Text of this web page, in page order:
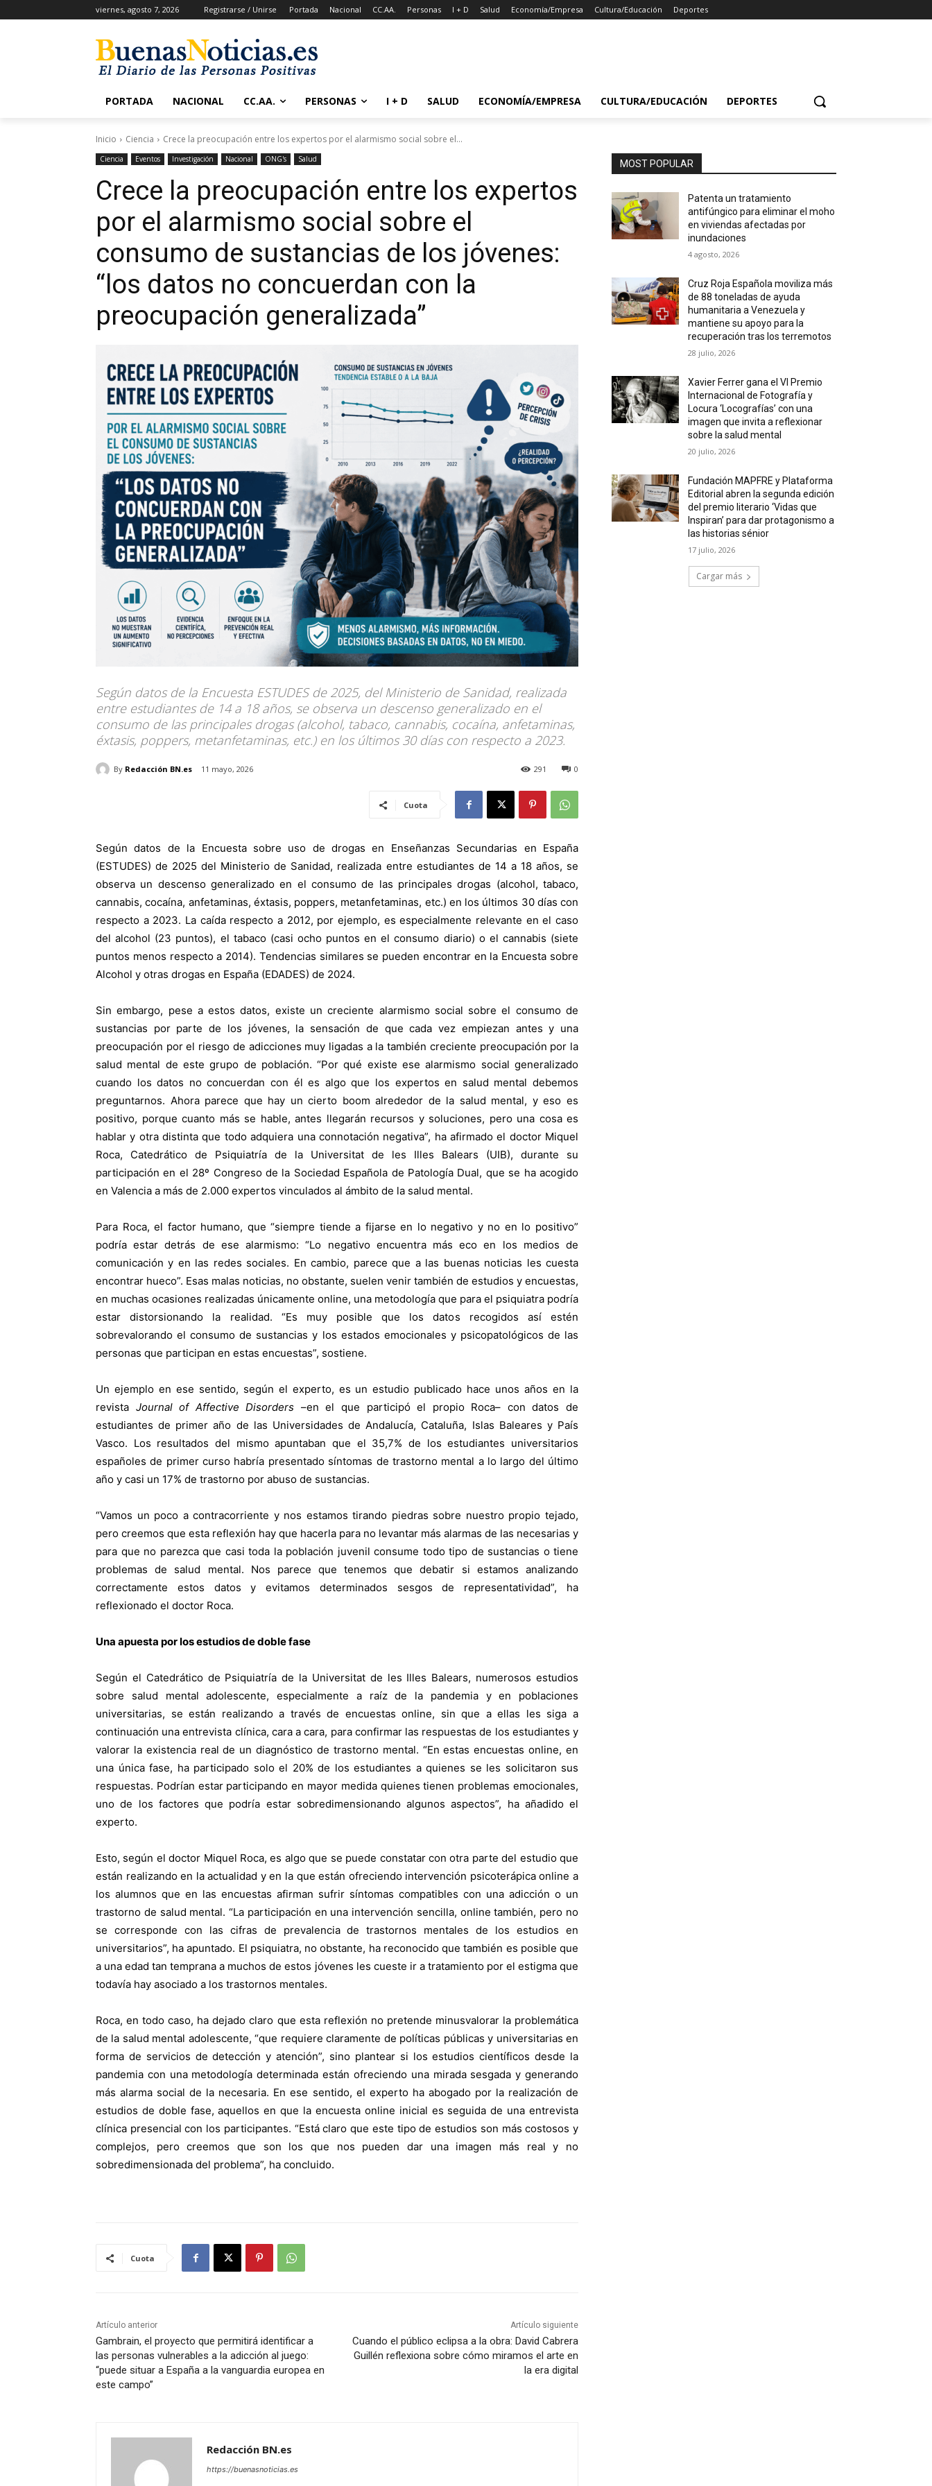
viernes, agosto 7, 2026 Registrarse / Unirse Portada Nacional CC.AA. Personas I + D Salud Economía/Empresa Cultura/Educación Deportes
PORTADA NACIONAL CC.AA. PERSONAS I + D SALUD ECONOMÍA/EMPRESA CULTURA/EDUCACIÓN DEPORTES
Inicio Ciencia Crece la preocupación entre los expertos por el alarmismo social sobre el...
Ciencia Eventos Investigación Nacional ONG's Salud
Crece la preocupación entre los expertos
por el alarmismo social sobre el
consumo de sustancias de los jóvenes:
“los datos no concuerdan con la
preocupación generalizada”
Según datos de la Encuesta ESTUDES de 2025, del Ministerio de Sanidad, realizada
entre estudiantes de 14 a 18 años, se observa un descenso generalizado en el
consumo de las principales drogas (alcohol, tabaco, cannabis, cocaína, anfetaminas,
éxtasis, poppers, metanfetaminas, etc.) en los últimos 30 días con respecto a 2023.
By Redacción BN.es 11 mayo, 2026 0
291
Cuota
Según datos de la Encuesta sobre uso de drogas en Enseñanzas Secundarias en España
(ESTUDES) de 2025 del Ministerio de Sanidad, realizada entre estudiantes de 14 a 18 años, se
observa un descenso generalizado en el consumo de las principales drogas (alcohol, tabaco,
cannabis, cocaína, anfetaminas, éxtasis, poppers, metanfetaminas, etc.) en los últimos 30 días con
respecto a 2023. La caída respecto a 2012, por ejemplo, es especialmente relevante en el caso
del alcohol (23 puntos), el tabaco (casi ocho puntos en el consumo diario) o el cannabis (siete
puntos menos respecto a 2014). Tendencias similares se pueden encontrar en la Encuesta sobre
Alcohol y otras drogas en España (EDADES) de 2024.
Sin embargo, pese a estos datos, existe un creciente alarmismo social sobre el consumo de
sustancias por parte de los jóvenes, la sensación de que cada vez empiezan antes y una
preocupación por el riesgo de adicciones muy ligadas a la también creciente preocupación por la
salud mental de este grupo de población. “Por qué existe ese alarmismo social generalizado
cuando los datos no concuerdan con él es algo que los expertos en salud mental debemos
preguntarnos. Ahora parece que hay un cierto boom alrededor de la salud mental, y eso es
positivo, porque cuanto más se hable, antes llegarán recursos y soluciones, pero una cosa es
hablar y otra distinta que todo adquiera una connotación negativa”, ha afirmado el doctor Miquel
Roca, Catedrático de Psiquiatría de la Universitat de les Illes Balears (UIB), durante su
participación en el 28º Congreso de la Sociedad Española de Patología Dual, que se ha acogido
en Valencia a más de 2.000 expertos vinculados al ámbito de la salud mental.
Para Roca, el factor humano, que “siempre tiende a fijarse en lo negativo y no en lo positivo”
podría estar detrás de ese alarmismo: “Lo negativo encuentra más eco en los medios de
comunicación y en las redes sociales. En cambio, parece que a las buenas noticias les cuesta
encontrar hueco”. Esas malas noticias, no obstante, suelen venir también de estudios y encuestas,
en muchas ocasiones realizadas únicamente online, una metodología que para el psiquiatra podría
estar distorsionando la realidad. “Es muy posible que los datos recogidos así estén
sobrevalorando el consumo de sustancias y los estados emocionales y psicopatológicos de las
personas que participan en estas encuestas”, sostiene.
Un ejemplo en ese sentido, según el experto, es un estudio publicado hace unos años en la
revista Journal of Affective Disorders –en el que participó el propio Roca– con datos de
estudiantes de primer año de las Universidades de Andalucía, Cataluña, Islas Baleares y País
Vasco. Los resultados del mismo apuntaban que el 35,7% de los estudiantes universitarios
españoles de primer curso habría presentado síntomas de trastorno mental a lo largo del último
año y casi un 17% de trastorno por abuso de sustancias.
“Vamos un poco a contracorriente y nos estamos tirando piedras sobre nuestro propio tejado,
pero creemos que esta reflexión hay que hacerla para no levantar más alarmas de las necesarias y
para que no parezca que casi toda la población juvenil consume todo tipo de sustancias o tiene
problemas de salud mental. Nos parece que tenemos que debatir si estamos analizando
correctamente estos datos y evitamos determinados sesgos de representatividad”, ha
reflexionado el doctor Roca.
Una apuesta por los estudios de doble fase
Según el Catedrático de Psiquiatría de la Universitat de les Illes Balears, numerosos estudios
sobre salud mental adolescente, especialmente a raíz de la pandemia y en poblaciones
universitarias, se están realizando a través de encuestas online, sin que a ellas les siga a
continuación una entrevista clínica, cara a cara, para confirmar las respuestas de los estudiantes y
valorar la existencia real de un diagnóstico de trastorno mental. “En estas encuestas online, en
una única fase, ha participado solo el 20% de los estudiantes a quienes se les solicitaron sus
respuestas. Podrían estar participando en mayor medida quienes tienen problemas emocionales,
uno de los factores que podría estar sobredimensionando algunos aspectos”, ha añadido el
experto.
Esto, según el doctor Miquel Roca, es algo que se puede constatar con otra parte del estudio que
están realizando en la actualidad y en la que están ofreciendo intervención psicoterápica online a
los alumnos que en las encuestas afirman sufrir síntomas compatibles con una adicción o un
trastorno de salud mental. “La participación en una intervención sencilla, online también, pero no
se corresponde con las cifras de prevalencia de trastornos mentales de los estudios en
universitarios”, ha apuntado. El psiquiatra, no obstante, ha reconocido que también es posible que
a una edad tan temprana a muchos de estos jóvenes les cueste ir a tratamiento por el estigma que
todavía hay asociado a los trastornos mentales.
Roca, en todo caso, ha dejado claro que esta reflexión no pretende minusvalorar la problemática
de la salud mental adolescente, “que requiere claramente de políticas públicas y universitarias en
forma de servicios de detección y atención”, sino plantear si los estudios científicos desde la
pandemia con una metodología determinada están ofreciendo una mirada sesgada y generando
más alarma social de la necesaria. En ese sentido, el experto ha abogado por la realización de
estudios de doble fase, aquellos en que la encuesta online inicial es seguida de una entrevista
clínica presencial con los participantes. “Está claro que este tipo de estudios son más costosos y
complejos, pero creemos que son los que nos pueden dar una imagen más real y no
sobredimensionada del problema”, ha concluido.
Cuota
Artículo anterior
Gambrain, el proyecto que permitirá identificar a
las personas vulnerables a la adicción al juego:
“puede situar a España a la vanguardia europea en
este campo”
Artículo siguiente
Cuando el público eclipsa a la obra: David Cabrera
Guillén reflexiona sobre cómo miramos el arte en
la era digital
Redacción BN.es
https://buenasnoticias.es
MOST POPULAR
Patenta un tratamiento
antifúngico para eliminar el moho
en viviendas afectadas por
inundaciones
4 agosto, 2026
Cruz Roja Española moviliza más
de 88 toneladas de ayuda
humanitaria a Venezuela y
mantiene su apoyo para la
recuperación tras los terremotos
28 julio, 2026
Xavier Ferrer gana el VI Premio
Internacional de Fotografía y
Locura ‘Locografías’ con una
imagen que invita a reflexionar
sobre la salud mental
20 julio, 2026
Fundación MAPFRE y Plataforma
Editorial abren la segunda edición
del premio literario ‘Vidas que
Inspiran’ para dar protagonismo a
las historias sénior
17 julio, 2026
Cargar más